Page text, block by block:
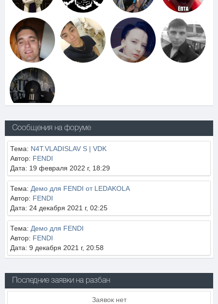
Сообщения на форуме
Тема: N4T.VLADISLAV S | VDK
Автор: FENDI
Дата: 19 февраля 2022 г, 18:29
Тема: Демо для FENDI от LEDAKOLA
Автор: FENDI
Дата: 24 декабря 2021 г, 02:25
Тема: Демо для FENDI
Автор: FENDI
Дата: 9 декабря 2021 г, 20:58
Последние заявки на разбан
Заявок нет